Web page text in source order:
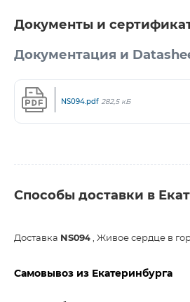
Документы и
Документация и
NS094.pdf 282,5 кБ
Способы доставки в
Доставка NS094 , Живое сердце в
Самовывоз из Екатеринбурга